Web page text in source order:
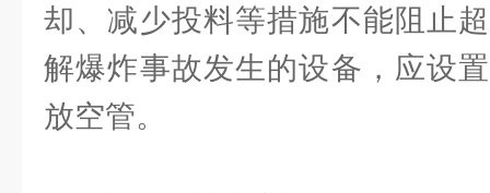
却、减少投料等措施不能阻止
解爆炸事故发生的设备，应设
放空管。